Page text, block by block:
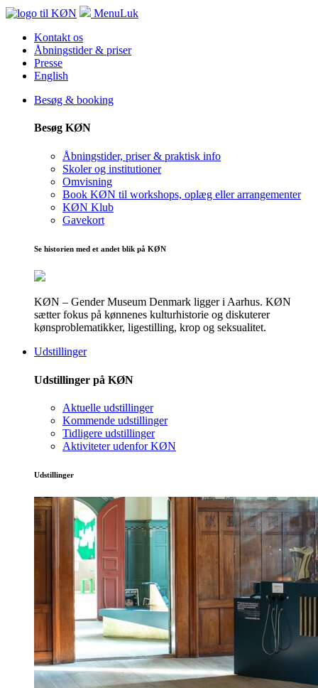
MenuLuk
Kontakt os
Åbningstider & priser
Presse
English
Besøg & booking
Besøg KØN
Åbningstider, priser & praktisk info
Skoler og institutioner
Omvisning
Book KØN til workshops, oplæg eller arrangementer
KØN Klub
Gavekort
Se historien med et andet blik på KØN
KØN – Gender Museum Denmark ligger i Aarhus. KØN
sætter fokus på kønnenes kulturhistorie og diskuterer
kønsproblematikker, ligestilling, krop og seksualitet.
Udstillinger
Udstillinger på KØN
Aktuelle udstillinger
Kommende udstillinger
Tidligere udstillinger
Aktiviteter udenfor KØN
Udstillinger